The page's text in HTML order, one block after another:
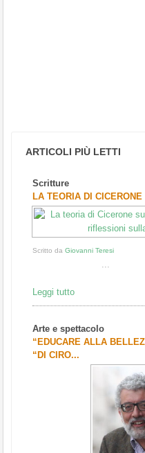
ARTICOLI PIÙ LETTI
Scritture
LA TEORIA DI
Scritto da Giovanni Teresi
...
Leggi tutto
Arte e spettacolo
“EDUCARE ALLA
“DI CIRO...